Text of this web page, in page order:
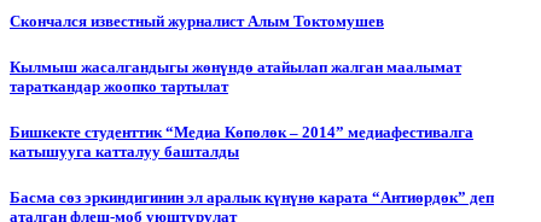
Cкончался известный журналист Алым Токтомушев
Кылмыш жасалгандыгы жөнүндө атайылап жалган маалымат
тараткандар жоопко тартылат
Бишкекте студенттик “Медиа Көпөлөк – 2014” медиафестивалга
катышууга катталуу башталды
Басма сөз эркиндигинин эл аралык күнүнө карата “Антиөрдөк” деп
аталган флеш-моб уюштурулат